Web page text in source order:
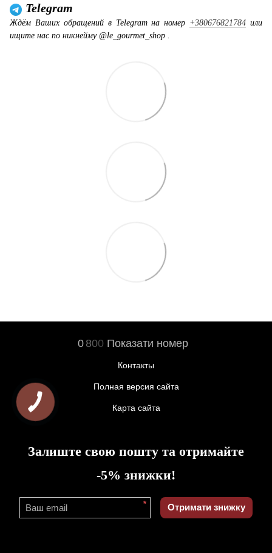
Telegram
Ждём Ваших обращений в Telegram на номер +380676821784 или
ищите нас по никнейму @le_gourmet_shop .
0 800 Показати номер
Контакты
Полная версия сайта
Карта сайта
Залиште свою пошту та отримайте
-5% знижки!
* Отримати знижку